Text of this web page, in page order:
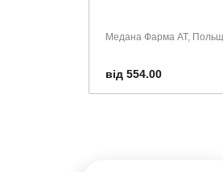
Медана Фарма АТ,
від 554.00